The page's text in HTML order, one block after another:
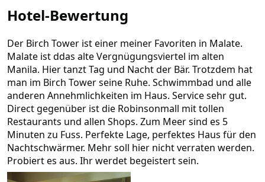
n
(
)
Hotel-Bewertung
Der Birch Tower ist einer meiner Favoriten in Malate.
Malate ist ddas alte Vergnügungsviertel im alten
Manila. Hier tanzt Tag und Nacht der Bär. Trotzdem hat
man im Birch Tower seine Ruhe. Schwimmbad und alle
anderen Annehmlichkeiten im Haus. Service sehr gut.
Direct gegenüber ist die Robinsonmall mit tollen
Restaurants und allen Shops. Zum Meer sind es 5
Minuten zu Fuss. Perfekte Lage, perfektes Haus für den
Nachtschwärmer. Mehr soll hier nicht verraten werden.
Probiert es aus. Ihr werdet begeistert sein.